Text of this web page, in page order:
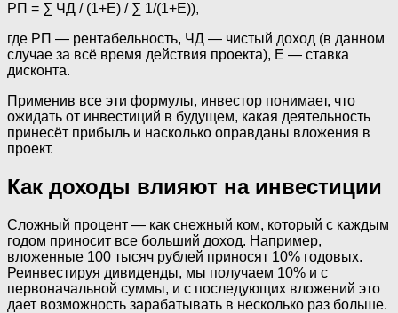
РП = ∑ ЧД / (1+Е) / ∑ 1/(1+Е)),
где РП — рентабельность, ЧД — чистый доход (в данном
случае за всё время действия проекта), Е — ставка
дисконта.
Применив все эти формулы, инвестор понимает, что
ожидать от инвестиций в будущем, какая деятельность
принесёт прибыль и насколько оправданы вложения в
проект.
Как доходы влияют на инвестиции
Сложный процент — как снежный ком, который с каждым
годом приносит все больший доход. Например,
вложенные 100 тысяч рублей приносят 10% годовых.
Реинвестируя дивиденды, мы получаем 10% и с
первоначальной суммы, и с последующих вложений это
дает возможность зарабатывать в несколько раз больше.